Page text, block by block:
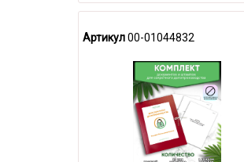
Артикул00-01044832